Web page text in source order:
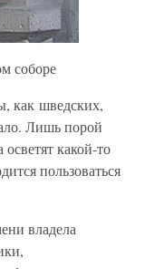
соборе
как шведских,
Лишь порой
какой-то
пользоваться
владела